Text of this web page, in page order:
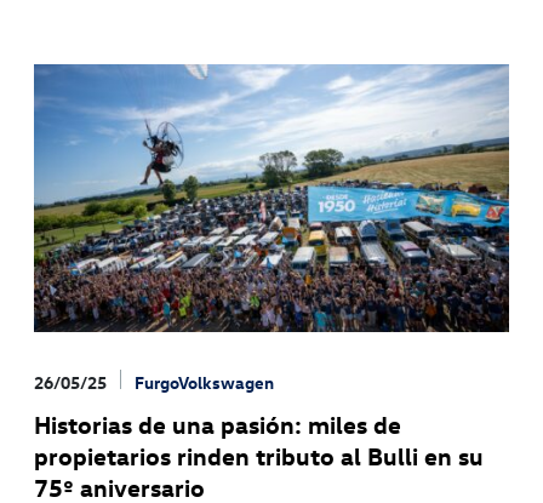
26/05/25 FurgoVolkswagen
Historias de una pasión: miles de
propietarios rinden tributo al Bulli en su
75º aniversario